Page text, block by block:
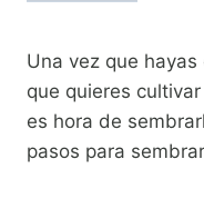
Una vez que
que quieres
es hora de
pasos para